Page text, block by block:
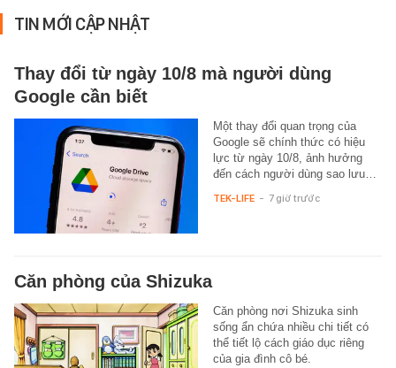
TIN MỚI CẬP NHẬT
Thay đổi từ ngày 10/8 mà người dùng
Google cần biết
Một thay đổi quan trọng của
Google sẽ chính thức có hiệu
lực từ ngày 10/8, ảnh hưởng
đến cách người dùng sao lưu…
TEK-LIFE - 7 giờ trước
Căn phòng của Shizuka
Căn phòng nơi Shizuka sinh
sống ẩn chứa nhiều chi tiết có
thể tiết lộ cách giáo dục riêng
của gia đình cô bé.